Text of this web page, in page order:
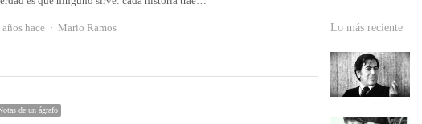
años hace Autor
Mario Ramos
de un ágrafo
Lo más reciente